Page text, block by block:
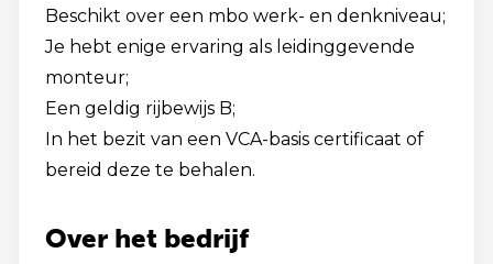
Beschikt over een mbo werk- en denkniveau;
Je hebt enige ervaring als leidinggevende
monteur;
Een geldig rijbewijs B;
In het bezit van een VCA-basis certificaat of
bereid deze te behalen.
Over het bedrijf